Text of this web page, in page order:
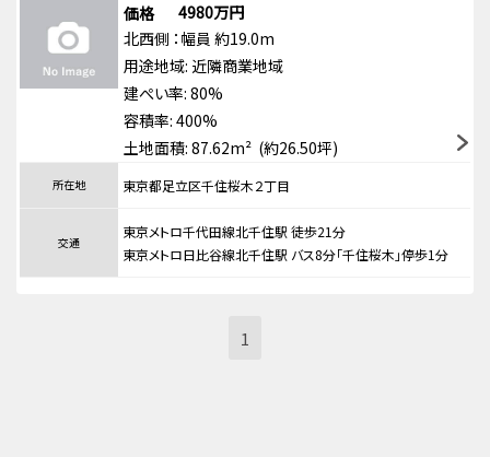
価格
4980万円
北西側 ：幅員 約19.0m
用途地域: 近隣商業地域
建ぺい率: 80%
容積率: 400%
土地面積: 87.62m² (約26.50坪)
所在地 東京都足立区千住桜木２丁目
交通
東京メトロ千代田線北千住駅 徒歩21分
東京メトロ日比谷線北千住駅 バス8分「千住桜木」停歩1分
1